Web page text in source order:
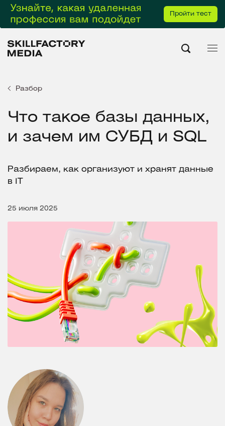
Пройти тест
Разбор
Что такое базы данных,
и зачем им СУБД и SQL
Разбираем, как организуют и хранят данные
в IT
25 июля 2025